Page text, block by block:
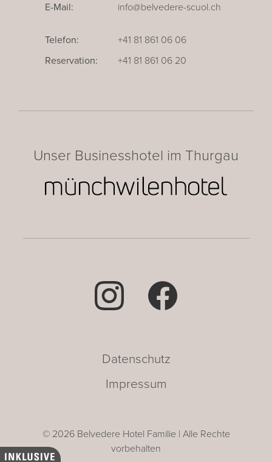
E-Mail: info@belvedere-scuol.ch
Telefon:
+41 81 861 06 06
Reservation:
+41 81 861 06 20
Unser Businesshotel im Thurgau
© 2026 Belvedere Hotel Familie | Alle Rechte
vorbehalten
Datenschutz
Impressum